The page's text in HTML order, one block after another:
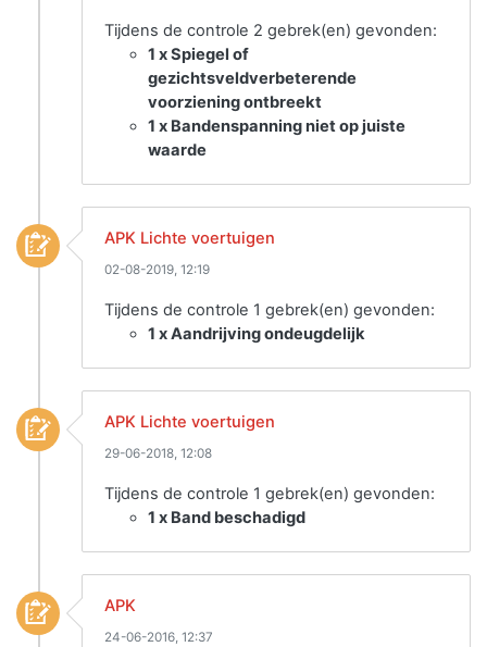
Tijdens de controle 2 gebrek(en) gevonden:
1 x Spiegel of
gezichtsveldverbeterende
voorziening ontbreekt
1 x Bandenspanning niet op juiste
waarde
APK Lichte voertuigen
02-08-2019, 12:19
Tijdens de controle 1 gebrek(en) gevonden:
1 x Aandrijving ondeugdelijk
APK Lichte voertuigen
29-06-2018, 12:08
Tijdens de controle 1 gebrek(en) gevonden:
1 x Band beschadigd
APK
24-06-2016, 12:37